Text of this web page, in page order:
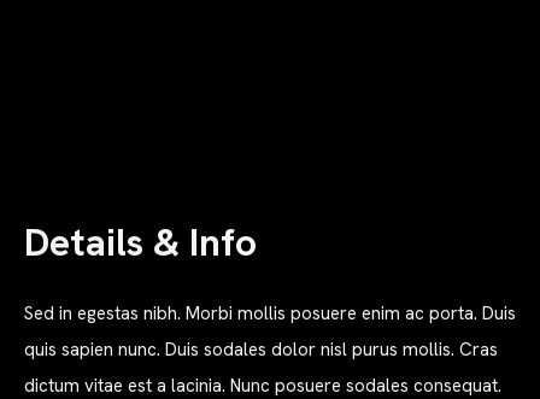
Details & Info
Sed in egestas nibh. Morbi mollis posuere enim ac porta. Duis
quis sapien nunc. Duis sodales dolor nisl purus mollis. Cras
dictum vitae est a lacinia. Nunc posuere sodales consequat.